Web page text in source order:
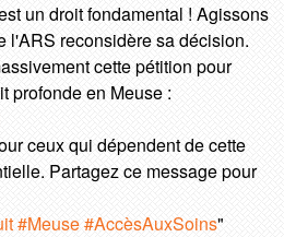
un droit fondamental ! Agissons
l'ARS reconsidère sa décision.
cette pétition pour
profonde en Meuse :
ceux qui dépendent de cette
Partagez ce message pour
#Meuse#AccèsAuxSoins"